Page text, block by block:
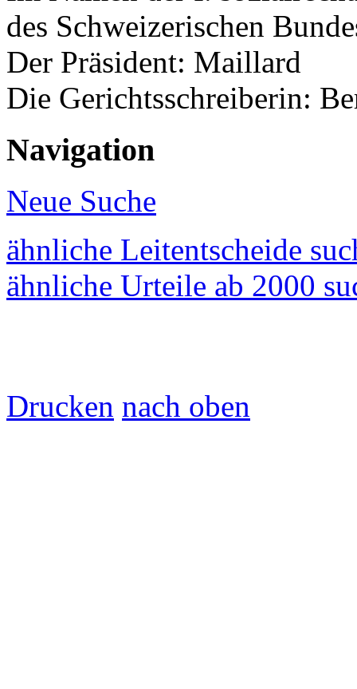
des Schweizerischen
Der Präsident: Maillard
Die Gerichtsschreiberin:
Navigation
Neue Suche
ähnliche Leitentscheide
ähnliche Urteile ab 2000
Drucken nach oben